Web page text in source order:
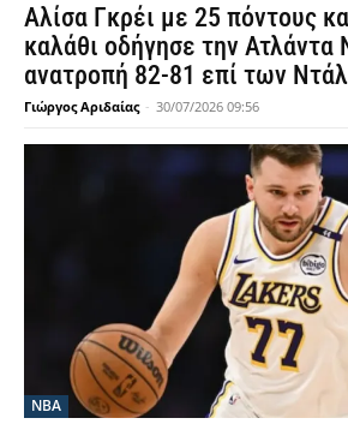
Αλίσα Γκρέι με 25 πόντους
καλάθι οδήγησε την Ατλάντα
ανατροπή 82-81 επί των
Γιώργος Αριδαίας - 30/07/2026 09:56
NBA